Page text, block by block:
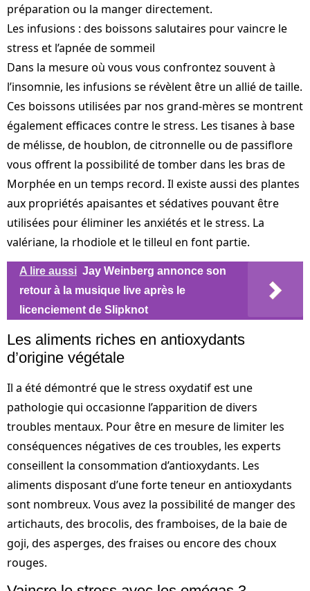
préparation ou la manger directement.
Les infusions : des boissons salutaires pour vaincre le
stress et l’apnée de sommeil
Dans la mesure où vous vous confrontez souvent à
l’insomnie, les infusions se révèlent être un allié de taille.
Ces boissons utilisées par nos grand-mères se montrent
également efficaces contre le stress. Les tisanes à base
de mélisse, de houblon, de citronnelle ou de passiflore
vous offrent la possibilité de tomber dans les bras de
Morphée en un temps record. Il existe aussi des plantes
aux propriétés apaisantes et sédatives pouvant être
utilisées pour éliminer les anxiétés et le stress. La
valériane, la rhodiole et le tilleul en font partie.
A lire aussi Jay Weinberg annonce son
retour à la musique live après le
licenciement de Slipknot
Les aliments riches en antioxydants
d’origine végétale
Il a été démontré que le stress oxydatif est une
pathologie qui occasionne l’apparition de divers
troubles mentaux. Pour être en mesure de limiter les
conséquences négatives de ces troubles, les experts
conseillent la consommation d’antioxydants. Les
aliments disposant d’une forte teneur en antioxydants
sont nombreux. Vous avez la possibilité de manger des
artichauts, des brocolis, des framboises, de la baie de
goji, des asperges, des fraises ou encore des choux
rouges.